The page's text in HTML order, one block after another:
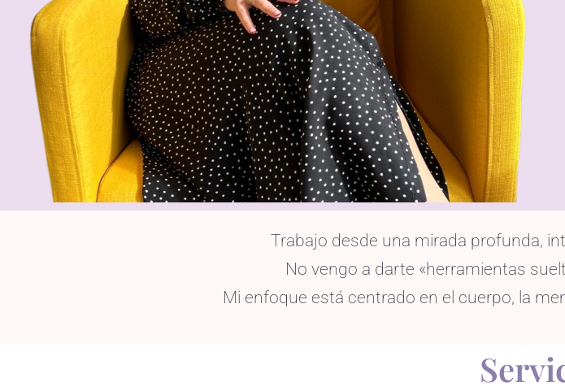
Trabajo desde una mirada profunda,
No vengo a darte «herramientas
Mi enfoque está centrado en el cuerpo, la